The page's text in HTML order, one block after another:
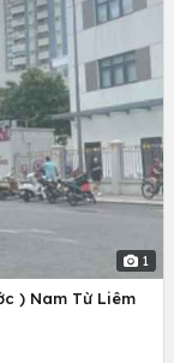
1
) Nam Từ Liêm